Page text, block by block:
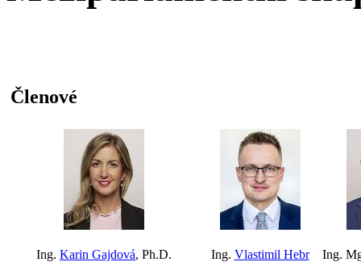
Členové
Ing. Karin Gajdová, Ph.D. Ing. Vlastimil Hebr Ing.